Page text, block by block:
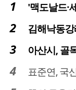
'맥도날드·세종시
김해낙동
아산시, 골
표준연, 국산